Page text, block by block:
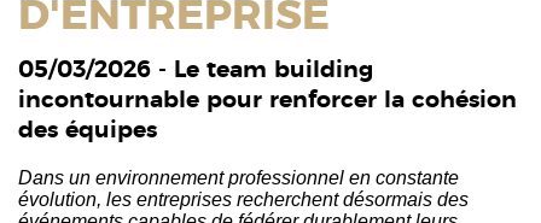
D'ENTREPRISE
05/03/2026 - Le team building
incontournable pour renforcer la cohésion
des équipes
Dans un environnement professionnel en constante
évolution, les entreprises recherchent désormais des